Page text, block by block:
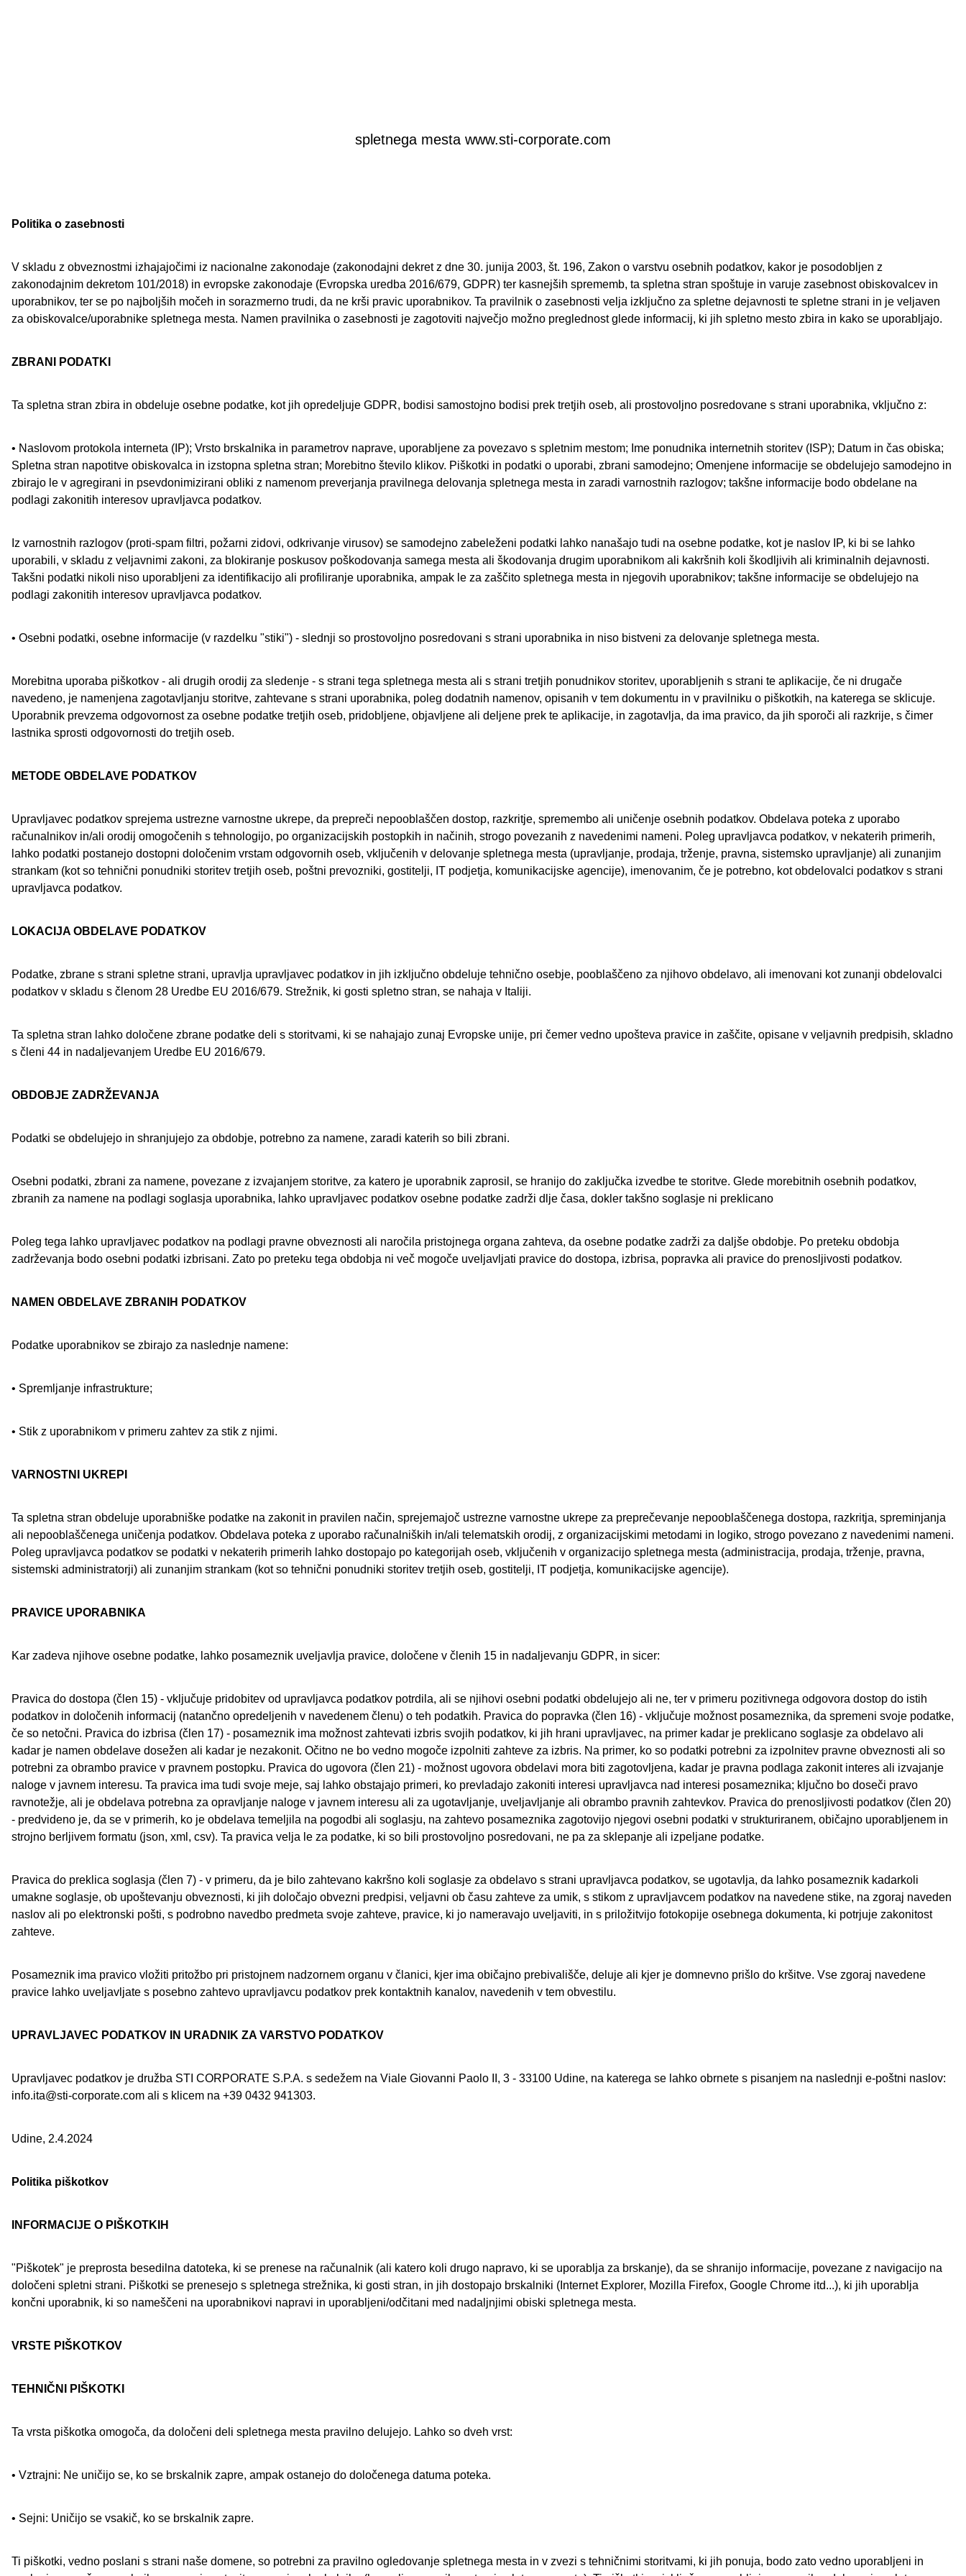
spletnega mesta www.sti-corporate.com
Politika o zasebnosti
V skladu z obveznostmi izhajajočimi iz nacionalne zakonodaje (zakonodajni dekret z dne 30. junija 2003, št. 196, Zakon o varstvu osebnih podatkov, kakor je posodobljen z
zakonodajnim dekretom 101/2018) in evropske zakonodaje (Evropska uredba 2016/679, GDPR) ter kasnejših sprememb, ta spletna stran spoštuje in varuje zasebnost obiskovalcev in
uporabnikov, ter se po najboljših močeh in sorazmerno trudi, da ne krši pravic uporabnikov. Ta pravilnik o zasebnosti velja izključno za spletne dejavnosti te spletne strani in je veljaven
za obiskovalce/uporabnike spletnega mesta. Namen pravilnika o zasebnosti je zagotoviti največjo možno preglednost glede informacij, ki jih spletno mesto zbira in kako se uporabljajo.
ZBRANI PODATKI
Ta spletna stran zbira in obdeluje osebne podatke, kot jih opredeljuje GDPR, bodisi samostojno bodisi prek tretjih oseb, ali prostovoljno posredovane s strani uporabnika, vključno z:
• Naslovom protokola interneta (IP); Vrsto brskalnika in parametrov naprave, uporabljene za povezavo s spletnim mestom; Ime ponudnika internetnih storitev (ISP); Datum in čas obiska;
Spletna stran napotitve obiskovalca in izstopna spletna stran; Morebitno število klikov. Piškotki in podatki o uporabi, zbrani samodejno; Omenjene informacije se obdelujejo samodejno in
zbirajo le v agregirani in psevdonimizirani obliki z namenom preverjanja pravilnega delovanja spletnega mesta in zaradi varnostnih razlogov; takšne informacije bodo obdelane na
podlagi zakonitih interesov upravljavca podatkov.
Iz varnostnih razlogov (proti-spam filtri, požarni zidovi, odkrivanje virusov) se samodejno zabeleženi podatki lahko nanašajo tudi na osebne podatke, kot je naslov IP, ki bi se lahko
uporabili, v skladu z veljavnimi zakoni, za blokiranje poskusov poškodovanja samega mesta ali škodovanja drugim uporabnikom ali kakršnih koli škodljivih ali kriminalnih dejavnosti.
Takšni podatki nikoli niso uporabljeni za identifikacijo ali profiliranje uporabnika, ampak le za zaščito spletnega mesta in njegovih uporabnikov; takšne informacije se obdelujejo na
podlagi zakonitih interesov upravljavca podatkov.
• Osebni podatki, osebne informacije (v razdelku "stiki") - slednji so prostovoljno posredovani s strani uporabnika in niso bistveni za delovanje spletnega mesta.
Morebitna uporaba piškotkov - ali drugih orodij za sledenje - s strani tega spletnega mesta ali s strani tretjih ponudnikov storitev, uporabljenih s strani te aplikacije, če ni drugače
navedeno, je namenjena zagotavljanju storitve, zahtevane s strani uporabnika, poleg dodatnih namenov, opisanih v tem dokumentu in v pravilniku o piškotkih, na katerega se sklicuje.
Uporabnik prevzema odgovornost za osebne podatke tretjih oseb, pridobljene, objavljene ali deljene prek te aplikacije, in zagotavlja, da ima pravico, da jih sporoči ali razkrije, s čimer
lastnika sprosti odgovornosti do tretjih oseb.
METODE OBDELAVE PODATKOV
Upravljavec podatkov sprejema ustrezne varnostne ukrepe, da prepreči nepooblaščen dostop, razkritje, spremembo ali uničenje osebnih podatkov. Obdelava poteka z uporabo
računalnikov in/ali orodij omogočenih s tehnologijo, po organizacijskih postopkih in načinih, strogo povezanih z navedenimi nameni. Poleg upravljavca podatkov, v nekaterih primerih,
lahko podatki postanejo dostopni določenim vrstam odgovornih oseb, vključenih v delovanje spletnega mesta (upravljanje, prodaja, trženje, pravna, sistemsko upravljanje) ali zunanjim
strankam (kot so tehnični ponudniki storitev tretjih oseb, poštni prevozniki, gostitelji, IT podjetja, komunikacijske agencije), imenovanim, če je potrebno, kot obdelovalci podatkov s strani
upravljavca podatkov.
LOKACIJA OBDELAVE PODATKOV
Podatke, zbrane s strani spletne strani, upravlja upravljavec podatkov in jih izključno obdeluje tehnično osebje, pooblaščeno za njihovo obdelavo, ali imenovani kot zunanji obdelovalci
podatkov v skladu s členom 28 Uredbe EU 2016/679. Strežnik, ki gosti spletno stran, se nahaja v Italiji.
Ta spletna stran lahko določene zbrane podatke deli s storitvami, ki se nahajajo zunaj Evropske unije, pri čemer vedno upošteva pravice in zaščite, opisane v veljavnih predpisih, skladno
s členi 44 in nadaljevanjem Uredbe EU 2016/679.
OBDOBJE ZADRŽEVANJA
Podatki se obdelujejo in shranjujejo za obdobje, potrebno za namene, zaradi katerih so bili zbrani.
Osebni podatki, zbrani za namene, povezane z izvajanjem storitve, za katero je uporabnik zaprosil, se hranijo do zaključka izvedbe te storitve. Glede morebitnih osebnih podatkov,
zbranih za namene na podlagi soglasja uporabnika, lahko upravljavec podatkov osebne podatke zadrži dlje časa, dokler takšno soglasje ni preklicano
Poleg tega lahko upravljavec podatkov na podlagi pravne obveznosti ali naročila pristojnega organa zahteva, da osebne podatke zadrži za daljše obdobje. Po preteku obdobja
zadrževanja bodo osebni podatki izbrisani. Zato po preteku tega obdobja ni več mogoče uveljavljati pravice do dostopa, izbrisa, popravka ali pravice do prenosljivosti podatkov.
NAMEN OBDELAVE ZBRANIH PODATKOV
Podatke uporabnikov se zbirajo za naslednje namene:
• Spremljanje infrastrukture;
• Stik z uporabnikom v primeru zahtev za stik z njimi.
VARNOSTNI UKREPI
Ta spletna stran obdeluje uporabniške podatke na zakonit in pravilen način, sprejemajoč ustrezne varnostne ukrepe za preprečevanje nepooblaščenega dostopa, razkritja, spreminjanja
ali nepooblaščenega uničenja podatkov. Obdelava poteka z uporabo računalniških in/ali telematskih orodij, z organizacijskimi metodami in logiko, strogo povezano z navedenimi nameni.
Poleg upravljavca podatkov se podatki v nekaterih primerih lahko dostopajo po kategorijah oseb, vključenih v organizacijo spletnega mesta (administracija, prodaja, trženje, pravna,
sistemski administratorji) ali zunanjim strankam (kot so tehnični ponudniki storitev tretjih oseb, gostitelji, IT podjetja, komunikacijske agencije).
PRAVICE UPORABNIKA
Kar zadeva njihove osebne podatke, lahko posameznik uveljavlja pravice, določene v členih 15 in nadaljevanju GDPR, in sicer:
Pravica do dostopa (člen 15) - vključuje pridobitev od upravljavca podatkov potrdila, ali se njihovi osebni podatki obdelujejo ali ne, ter v primeru pozitivnega odgovora dostop do istih
podatkov in določenih informacij (natančno opredeljenih v navedenem členu) o teh podatkih. Pravica do popravka (člen 16) - vključuje možnost posameznika, da spremeni svoje podatke,
če so netočni. Pravica do izbrisa (člen 17) - posameznik ima možnost zahtevati izbris svojih podatkov, ki jih hrani upravljavec, na primer kadar je preklicano soglasje za obdelavo ali
kadar je namen obdelave dosežen ali kadar je nezakonit. Očitno ne bo vedno mogoče izpolniti zahteve za izbris. Na primer, ko so podatki potrebni za izpolnitev pravne obveznosti ali so
potrebni za obrambo pravice v pravnem postopku. Pravica do ugovora (člen 21) - možnost ugovora obdelavi mora biti zagotovljena, kadar je pravna podlaga zakonit interes ali izvajanje
naloge v javnem interesu. Ta pravica ima tudi svoje meje, saj lahko obstajajo primeri, ko prevladajo zakoniti interesi upravljavca nad interesi posameznika; ključno bo doseči pravo
ravnotežje, ali je obdelava potrebna za opravljanje naloge v javnem interesu ali za ugotavljanje, uveljavljanje ali obrambo pravnih zahtevkov. Pravica do prenosljivosti podatkov (člen 20)
- predvideno je, da se v primerih, ko je obdelava temeljila na pogodbi ali soglasju, na zahtevo posameznika zagotovijo njegovi osebni podatki v strukturiranem, običajno uporabljenem in
strojno berljivem formatu (json, xml, csv). Ta pravica velja le za podatke, ki so bili prostovoljno posredovani, ne pa za sklepanje ali izpeljane podatke.
Pravica do preklica soglasja (člen 7) - v primeru, da je bilo zahtevano kakršno koli soglasje za obdelavo s strani upravljavca podatkov, se ugotavlja, da lahko posameznik kadarkoli
umakne soglasje, ob upoštevanju obveznosti, ki jih določajo obvezni predpisi, veljavni ob času zahteve za umik, s stikom z upravljavcem podatkov na navedene stike, na zgoraj naveden
naslov ali po elektronski pošti, s podrobno navedbo predmeta svoje zahteve, pravice, ki jo nameravajo uveljaviti, in s priložitvijo fotokopije osebnega dokumenta, ki potrjuje zakonitost
zahteve.
Posameznik ima pravico vložiti pritožbo pri pristojnem nadzornem organu v članici, kjer ima običajno prebivališče, deluje ali kjer je domnevno prišlo do kršitve. Vse zgoraj navedene
pravice lahko uveljavljate s posebno zahtevo upravljavcu podatkov prek kontaktnih kanalov, navedenih v tem obvestilu.
UPRAVLJAVEC PODATKOV IN URADNIK ZA VARSTVO PODATKOV
Upravljavec podatkov je družba STI CORPORATE S.P.A. s sedežem na Viale Giovanni Paolo II, 3 - 33100 Udine, na katerega se lahko obrnete s pisanjem na naslednji e-poštni naslov:
info.ita@sti-corporate.com ali s klicem na +39 0432 941303.
Udine, 2.4.2024
Politika piškotkov
INFORMACIJE O PIŠKOTKIH
"Piškotek" je preprosta besedilna datoteka, ki se prenese na računalnik (ali katero koli drugo napravo, ki se uporablja za brskanje), da se shranijo informacije, povezane z navigacijo na
določeni spletni strani. Piškotki se prenesejo s spletnega strežnika, ki gosti stran, in jih dostopajo brskalniki (Internet Explorer, Mozilla Firefox, Google Chrome itd...), ki jih uporablja
končni uporabnik, ki so nameščeni na uporabnikovi napravi in uporabljeni/odčitani med nadaljnjimi obiski spletnega mesta.
VRSTE PIŠKOTKOV
TEHNIČNI PIŠKOTKI
Ta vrsta piškotka omogoča, da določeni deli spletnega mesta pravilno delujejo. Lahko so dveh vrst:
• Vztrajni: Ne uničijo se, ko se brskalnik zapre, ampak ostanejo do določenega datuma poteka.
• Sejni: Uničijo se vsakič, ko se brskalnik zapre.
Ti piškotki, vedno poslani s strani naše domene, so potrebni za pravilno ogledovanje spletnega mesta in v zvezi s tehničnimi storitvami, ki jih ponuja, bodo zato vedno uporabljeni in